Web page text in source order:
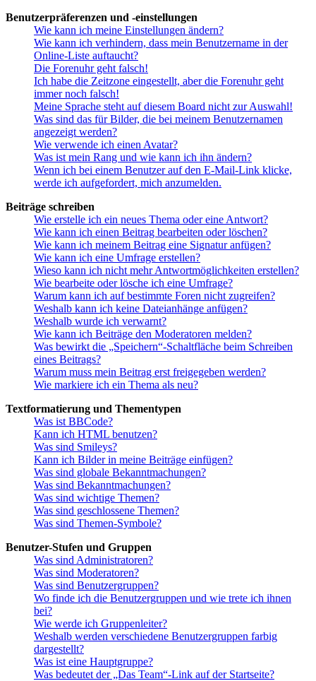
Benutzerpräferenzen und -einstellungen
Wie kann ich meine Einstellungen ändern?
Wie kann ich verhindern, dass mein Benutzername in der
Online-Liste auftaucht?
Die Forenuhr geht falsch!
Ich habe die Zeitzone eingestellt, aber die Forenuhr geht
immer noch falsch!
Meine Sprache steht auf diesem Board nicht zur Auswahl!
Was sind das für Bilder, die bei meinem Benutzernamen
angezeigt werden?
Wie verwende ich einen Avatar?
Was ist mein Rang und wie kann ich ihn ändern?
Wenn ich bei einem Benutzer auf den E-Mail-Link klicke,
werde ich aufgefordert, mich anzumelden.
Beiträge schreiben
Wie erstelle ich ein neues Thema oder eine Antwort?
Wie kann ich einen Beitrag bearbeiten oder löschen?
Wie kann ich meinem Beitrag eine Signatur anfügen?
Wie kann ich eine Umfrage erstellen?
Wieso kann ich nicht mehr Antwortmöglichkeiten erstellen?
Wie bearbeite oder lösche ich eine Umfrage?
Warum kann ich auf bestimmte Foren nicht zugreifen?
Weshalb kann ich keine Dateianhänge anfügen?
Weshalb wurde ich verwarnt?
Wie kann ich Beiträge den Moderatoren melden?
Was bewirkt die „Speichern“-Schaltfläche beim Schreiben
eines Beitrags?
Warum muss mein Beitrag erst freigegeben werden?
Wie markiere ich ein Thema als neu?
Textformatierung und Thementypen
Was ist BBCode?
Kann ich HTML benutzen?
Was sind Smileys?
Kann ich Bilder in meine Beiträge einfügen?
Was sind globale Bekanntmachungen?
Was sind Bekanntmachungen?
Was sind wichtige Themen?
Was sind geschlossene Themen?
Was sind Themen-Symbole?
Benutzer-Stufen und Gruppen
Was sind Administratoren?
Was sind Moderatoren?
Was sind Benutzergruppen?
Wo finde ich die Benutzergruppen und wie trete ich ihnen
bei?
Wie werde ich Gruppenleiter?
Weshalb werden verschiedene Benutzergruppen farbig
dargestellt?
Was ist eine Hauptgruppe?
Was bedeutet der „Das Team“-Link auf der Startseite?